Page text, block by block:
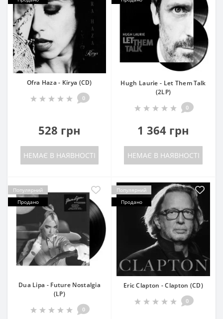
Ofra Haza - Kirya (CD)
0
528 грн
НЕМАЄ В НАЯВНОСТІ
Hugh Laurie - Let Them Talk
(2LP)
0
1 364 грн
НЕМАЄ В НАЯВНОСТІ
Популярний
Продано
Dua Lipa - Future Nostalgia
(LP)
0
Популярний
Продано
Eric Clapton - Clapton (CD)
0